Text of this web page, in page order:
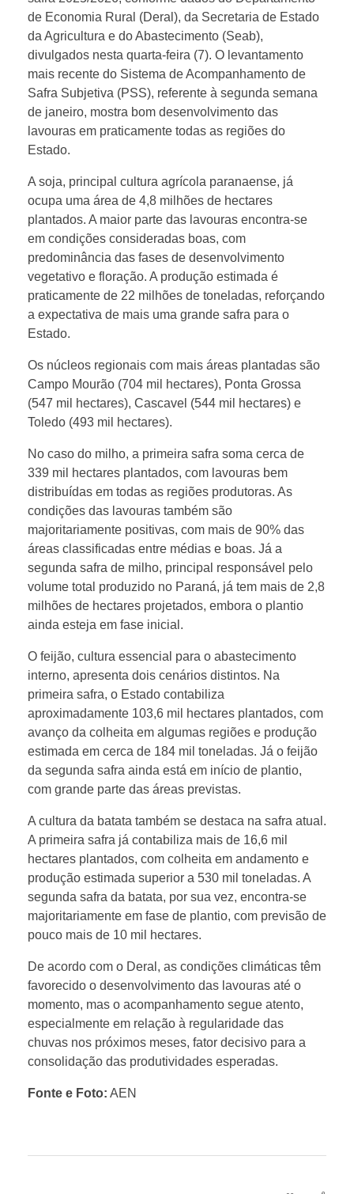
i
m
e
i
r
o
b
o
l
e
t
i
m
d
a
s
a
f
r
a
d
e
2
0
2
6
de Economia Rural (Deral), da Secretaria de Estado
da Agricultura e do Abastecimento (Seab),
divulgados nesta quarta-feira (7). O levantamento
mais recente do Sistema de Acompanhamento de
Safra Subjetiva (PSS), referente à segunda semana
de janeiro, mostra bom desenvolvimento das
lavouras em praticamente todas as regiões do
Estado.
A soja, principal cultura agrícola paranaense, já
ocupa uma área de 4,8 milhões de hectares
plantados. A maior parte das lavouras encontra-se
em condições consideradas boas, com
predominância das fases de desenvolvimento
vegetativo e floração. A produção estimada é
praticamente de 22 milhões de toneladas, reforçando
a expectativa de mais uma grande safra para o
Estado.
Os núcleos regionais com mais áreas plantadas são
Campo Mourão (704 mil hectares), Ponta Grossa
(547 mil hectares), Cascavel (544 mil hectares) e
Toledo (493 mil hectares).
No caso do milho, a primeira safra soma cerca de
339 mil hectares plantados, com lavouras bem
distribuídas em todas as regiões produtoras. As
condições das lavouras também são
majoritariamente positivas, com mais de 90% das
áreas classificadas entre médias e boas. Já a
segunda safra de milho, principal responsável pelo
volume total produzido no Paraná, já tem mais de 2,8
milhões de hectares projetados, embora o plantio
ainda esteja em fase inicial.
O feijão, cultura essencial para o abastecimento
interno, apresenta dois cenários distintos. Na
primeira safra, o Estado contabiliza
aproximadamente 103,6 mil hectares plantados, com
avanço da colheita em algumas regiões e produção
estimada em cerca de 184 mil toneladas. Já o feijão
da segunda safra ainda está em início de plantio,
com grande parte das áreas previstas.
A cultura da batata também se destaca na safra atual.
A primeira safra já contabiliza mais de 16,6 mil
hectares plantados, com colheita em andamento e
produção estimada superior a 530 mil toneladas. A
segunda safra da batata, por sua vez, encontra-se
majoritariamente em fase de plantio, com previsão de
pouco mais de 10 mil hectares.
De acordo com o Deral, as condições climáticas têm
favorecido o desenvolvimento das lavouras até o
momento, mas o acompanhamento segue atento,
especialmente em relação à regularidade das
chuvas nos próximos meses, fator decisivo para a
consolidação das produtividades esperadas.
Fonte e Foto: AEN